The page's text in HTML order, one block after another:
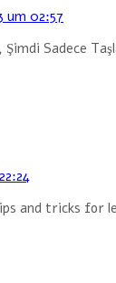
um 02:57
Sadece
and tricks for